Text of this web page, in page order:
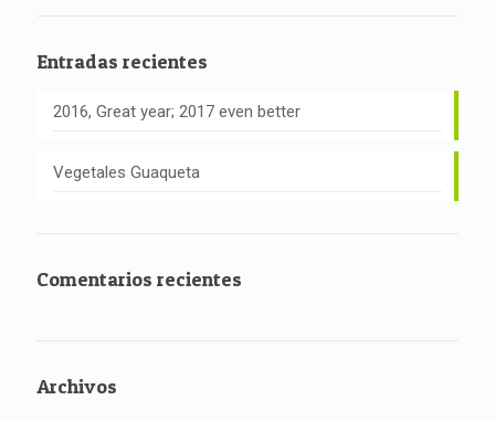
Entradas recientes
2016, Great year; 2017 even better
Vegetales Guaqueta
Comentarios recientes
Archivos